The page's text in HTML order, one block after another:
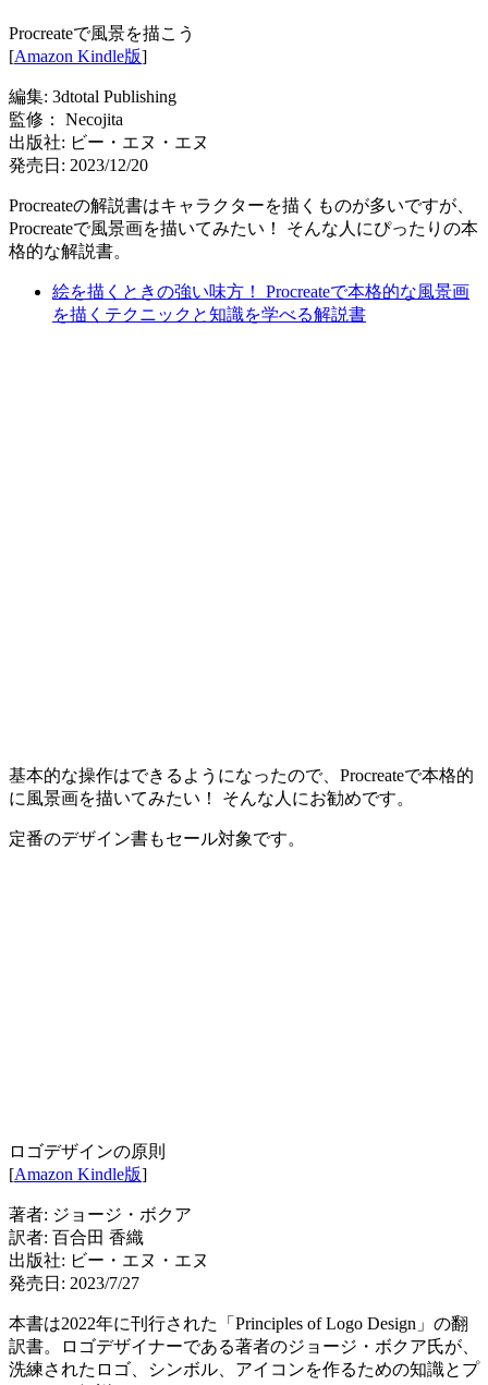
Procreateで風景を描こう
[Amazon Kindle版]
編集: 3dtotal Publishing
監修： Necojita
出版社: ビー・エヌ・エヌ
発売日: 2023/12/20
Procreateの解説書はキャラクターを描くものが多いですが、
Procreateで風景画を描いてみたい！ そんな人にぴったりの本
格的な解説書。
絵を描くときの強い味方！ Procreateで本格的な風景画
を描くテクニックと知識を学べる解説書
基本的な操作はできるようになったので、Procreateで本格的
に風景画を描いてみたい！ そんな人にお勧めです。
定番のデザイン書もセール対象です。
ロゴデザインの原則
[Amazon Kindle版]
著者: ジョージ・ボクア
訳者: 百合田 香織
出版社: ビー・エヌ・エヌ
発売日: 2023/7/27
本書は2022年に刊行された「Principles of Logo Design」の翻
訳書。ロゴデザイナーである著者のジョージ・ボクア氏が、
洗練されたロゴ、シンボル、アイコンを作るための知識とプ